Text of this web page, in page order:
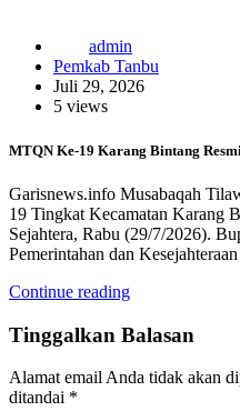
admin
Pemkab Tanbu
Juli 29, 2026
5 views
MTQN Ke-19 Karang Bintang
Garisnews.info Musabaqah
19 Tingkat Kecamatan Karang
Sejahtera, Rabu (29/7/2026).
Pemerintahan dan
Continue reading
Tinggalkan Balasan
Alamat email Anda tidak akan
ditandai *